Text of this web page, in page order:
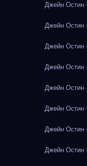
Джейн Остин
Джейн Остин
Джейн Остин
Джейн Остин
Джейн Остин
Джейн Остин
Джейн Остин
Джейн Остин